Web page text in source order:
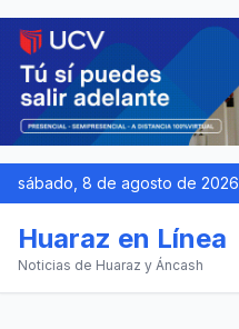
sábado, 8 de agosto de 2026
Huaraz en Línea
Noticias de Huaraz y Áncash